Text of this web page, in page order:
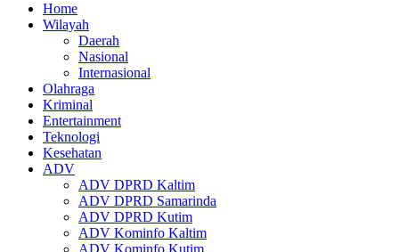
Home
Wilayah
Daerah
Nasional
Internasional
Olahraga
Kriminal
Entertainment
Teknologi
Kesehatan
ADV
ADV DPRD Kaltim
ADV DPRD Samarinda
ADV DPRD Kutim
ADV Kominfo Kaltim
ADV Kominfo Kutim